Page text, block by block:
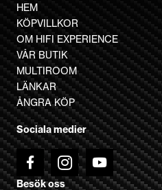
HEM
KÖPVILLKOR
OM HIFI EXPERIENCE
VÅR BUTIK
MULTIROOM
LÄNKAR
ÅNGRA KÖP
Sociala medier
Besök oss